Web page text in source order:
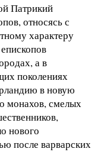
Патрикий
относясь с
характеру
а в
поколениях
в новую
монахов, смелых
нового
после варварских